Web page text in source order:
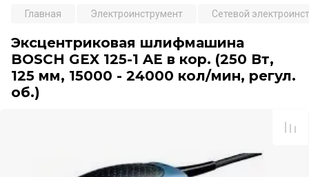
Главная Электроинструмент Сетевой
Эксцентриковая шлифмашина
BOSCH GEX 125-1 AE в кор. (250 Вт,
125 мм, 15000 - 24000 кол/мин, регул.
об.)